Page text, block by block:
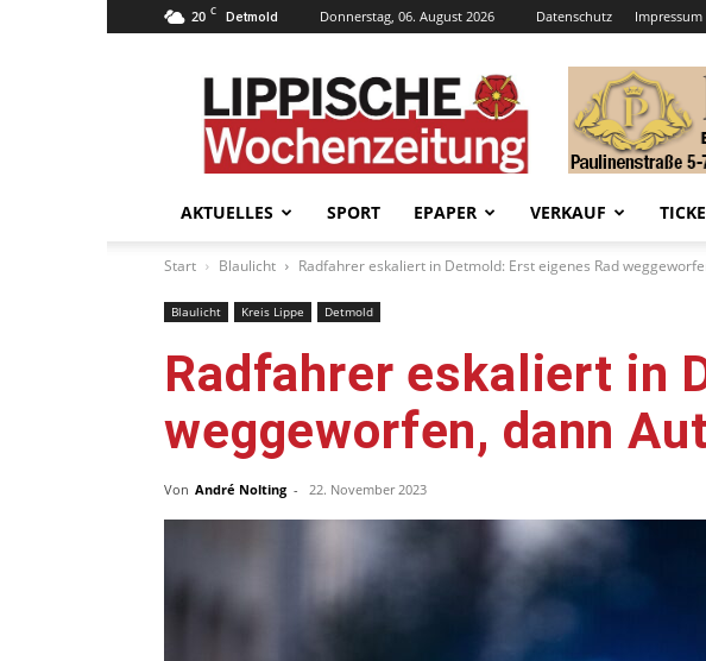
20 C Detmold Donnerstag, 06. August 2026 Datenschutz Impressum
Lippische
Wochenzeitung
–
LWZ24.de
AKTUELLES SPORT EPAPER VERKAUF
Start Blaulicht Radfahrer eskaliert in Detmold: Erst eigenes Rad
Blaulicht Kreis Lippe Detmold
Radfahrer eskaliert in
weggeworfen, dann
Von André Nolting - 22. November 2023